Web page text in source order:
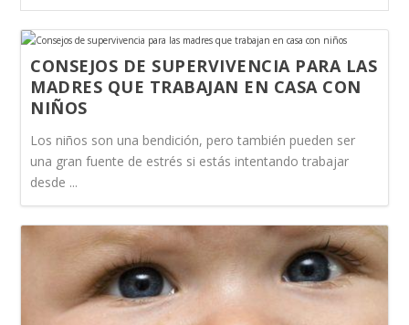
CONSEJOS DE SUPERVIVENCIA PARA LAS
MADRES QUE TRABAJAN EN CASA CON
NIÑOS
Los niños son una bendición, pero también pueden ser
una gran fuente de estrés si estás intentando trabajar
desde ...